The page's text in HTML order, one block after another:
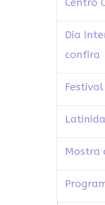
Centro
Dia
confira
Mostra